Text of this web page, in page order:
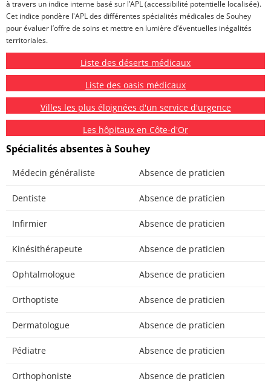
à travers un indice interne basé sur l’APL (accessibilité potentielle localisée).
Cet indice pondère l'APL des différentes spécialités médicales de Souhey
pour évaluer l’offre de soins et mettre en lumière d’éventuelles inégalités
territoriales.
Liste des déserts médicaux
Liste des oasis médicaux
Villes les plus éloignées d'un service d'urgence
Les hôpitaux en Côte-d'Or
Spécialités absentes à Souhey
Médecin généraliste Absence de praticien
Dentiste Absence de praticien
Infirmier Absence de praticien
Kinésithérapeute Absence de praticien
Ophtalmologue Absence de praticien
Orthoptiste Absence de praticien
Dermatologue Absence de praticien
Pédiatre Absence de praticien
Orthophoniste Absence de praticien